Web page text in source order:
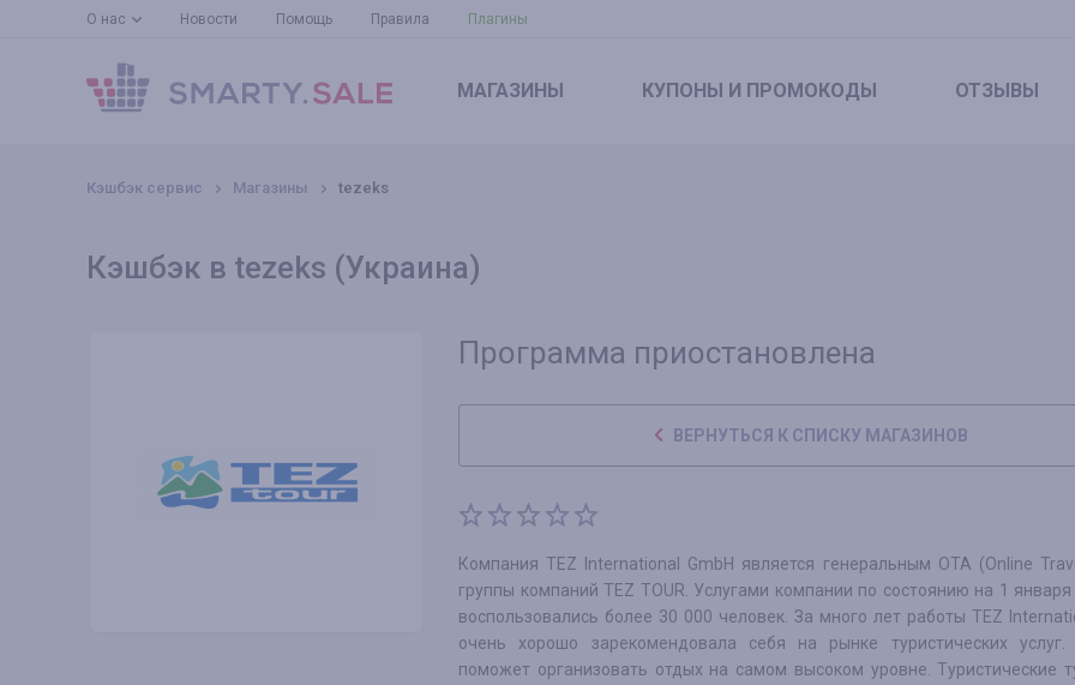
О нас Новости Помощь Правила Плагины
МАГАЗИНЫ КУПОНЫ И ПРОМОКОДЫ ОТЗЫВЫ
Кэшбэк сервис Магазины tezeks
Кэшбэк в tezeks (Украина)
Программа приостановлена
ВЕРНУТЬСЯ К СПИСКУ МАГАЗИНОВ
Компания TEZ International GmbH является генеральным OTA (Online
группы компаний TEZ TOUR. Услугами компании по состоянию на 1
воспользовались более 30 000 человек. За много лет работы TEZ
очень хорошо зарекомендовала себя на рынке туристических услуг.
поможет организовать отдых на самом высоком уровне. Туристические